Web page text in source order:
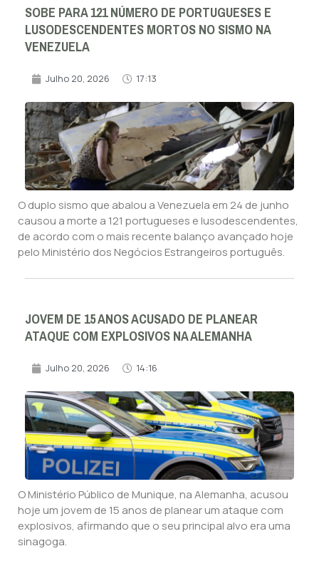
SOBE PARA 121 NÚMERO DE PORTUGUESES E
LUSODESCENDENTES MORTOS NO SISMO NA
VENEZUELA
Julho 20, 2026 17:13
O duplo sismo que abalou a Venezuela em 24 de junho
causou a morte a 121 portugueses e lusodescendentes,
de acordo com o mais recente balanço avançado hoje
pelo Ministério dos Negócios Estrangeiros português.
JOVEM DE 15 ANOS ACUSADO DE PLANEAR
ATAQUE COM EXPLOSIVOS NA ALEMANHA
Julho 20, 2026 14:16
O Ministério Público de Munique, na Alemanha, acusou
hoje um jovem de 15 anos de planear um ataque com
explosivos, afirmando que o seu principal alvo era uma
sinagoga.